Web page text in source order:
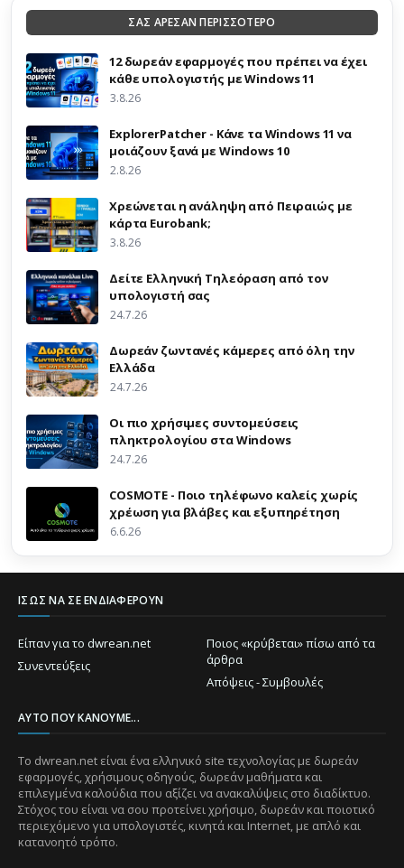
ΣΑΣ ΑΡΕΣΑΝ ΠΕΡΙΣΣΟΤΕΡΟ
12 δωρεάν εφαρμογές που πρέπει να έχει
κάθε υπολογιστής με Windows 11
3.8.26
ExplorerPatcher - Κάνε τα Windows 11 να
μοιάζουν ξανά με Windows 10
2.8.26
Χρεώνεται η ανάληψη από Πειραιώς με
κάρτα Eurobank;
3.8.26
Δείτε Ελληνική Τηλεόραση από τον
υπολογιστή σας
24.7.26
Δωρεάν ζωντανές κάμερες από όλη την
Ελλάδα
24.7.26
Οι πιο χρήσιμες συντομεύσεις
πληκτρολογίου στα Windows
24.7.26
COSMOTE - Ποιο τηλέφωνο καλείς χωρίς
χρέωση για βλάβες και εξυπηρέτηση
6.6.26
ΊΣΩΣ ΝΑ ΣΕ ΕΝΔΙΑΦΈΡΟΥΝ
Είπαν για το dwrean.net
Ποιος «κρύβεται» πίσω από τα
άρθρα
Συνεντεύξεις
Απόψεις - Συμβουλές
ΑΥΤΌ ΠΟΥ ΚΆΝΟΥΜΕ...
Το dwrean.net είναι ένα ελληνικό site τεχνολογίας με δωρεάν
εφαρμογές, χρήσιμους οδηγούς, δωρεάν μαθήματα και
επιλεγμένα καλούδια που αξίζει να ανακαλύψεις στο διαδίκτυο.
Στόχος του είναι να σου προτείνει χρήσιμο, δωρεάν και ποιοτικό
περιεχόμενο για υπολογιστές, κινητά και Internet, με απλό και
κατανοητό τρόπο.